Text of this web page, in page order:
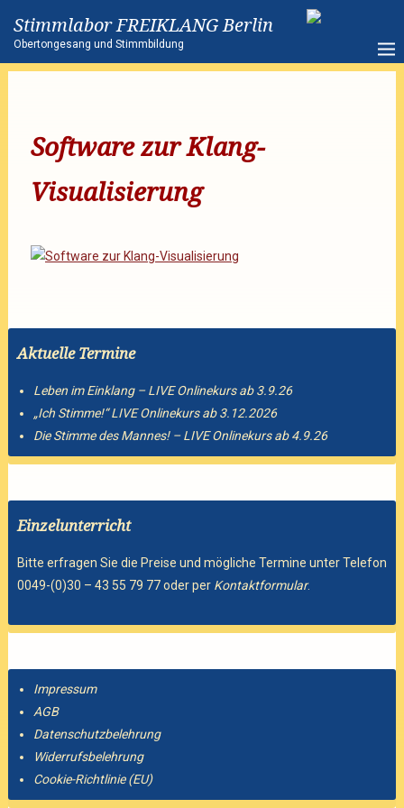
Stimmlabor FREIKLANG Berlin
Obertongesang und Stimmbildung
Software zur Klang-
Visualisierung
Aktuelle Termine
Leben im Einklang – LIVE Onlinekurs ab 3.9.26
„Ich Stimme!“ LIVE Onlinekurs ab 3.12.2026
Die Stimme des Mannes! – LIVE Onlinekurs ab 4.9.26
Einzelunterricht
Bitte erfragen Sie die Preise und mögliche Termine unter Telefon
0049-(0)30 – 43 55 79 77 oder per Kontaktformular.
Impressum
AGB
Datenschutzbelehrung
Widerrufsbelehrung
Cookie-Richtlinie (EU)